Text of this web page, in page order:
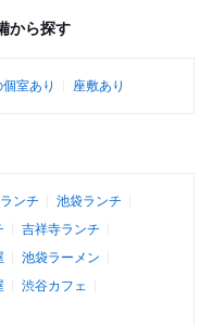
から探す
室あり 座敷あり
ンチ
池袋ランチ
吉祥寺ランチ
池袋ラーメン
渋谷カフェ